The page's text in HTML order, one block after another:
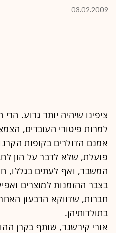
03.02.2009
ציפינו שיהיה יותר גרוע.
למרות פיטורי העובדים,
אמנם הדולרים בקופות
פועלת, שלא לדבר על הון
המשבר, ואף לעתים בגללו,
בתולדותיהן.
אורי קירשנר, שותף בקרן